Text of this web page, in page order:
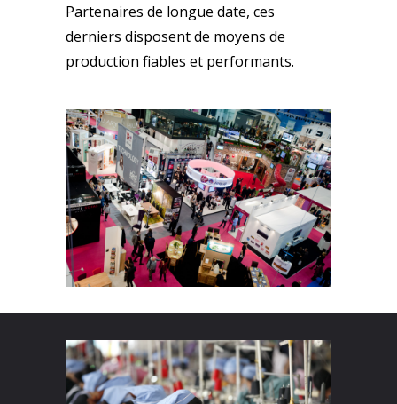
Partenaires de longue date, ces
derniers disposent de moyens de
production fiables et performants.